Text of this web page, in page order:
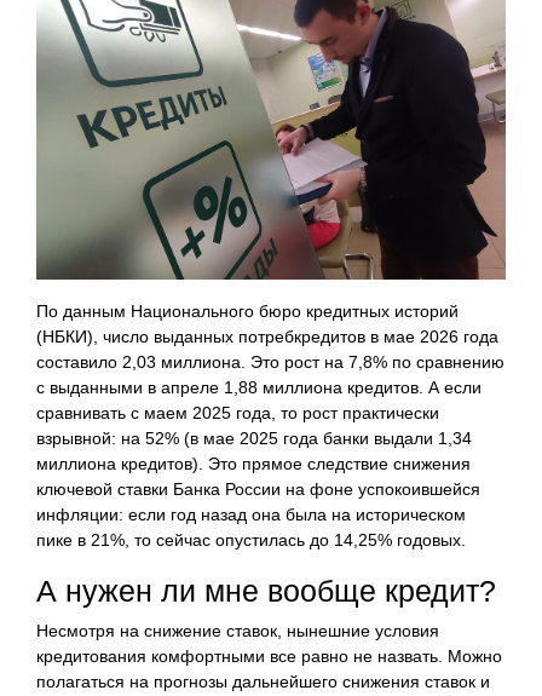
По данным Национального бюро кредитных историй
(НБКИ), число выданных потребкредитов в мае 2026 года
составило 2,03 миллиона. Это рост на 7,8% по сравнению
с выданными в апреле 1,88 миллиона кредитов. А если
сравнивать с маем 2025 года, то рост практически
взрывной: на 52% (в мае 2025 года банки выдали 1,34
миллиона кредитов). Это прямое следствие снижения
ключевой ставки Банка России на фоне успокоившейся
инфляции: если год назад она была на историческом
пике в 21%, то сейчас опустилась до 14,25% годовых.
А нужен ли мне вообще кредит?
Несмотря на снижение ставок, нынешние условия
кредитования комфортными все равно не назвать. Можно
полагаться на прогнозы дальнейшего снижения ставок и